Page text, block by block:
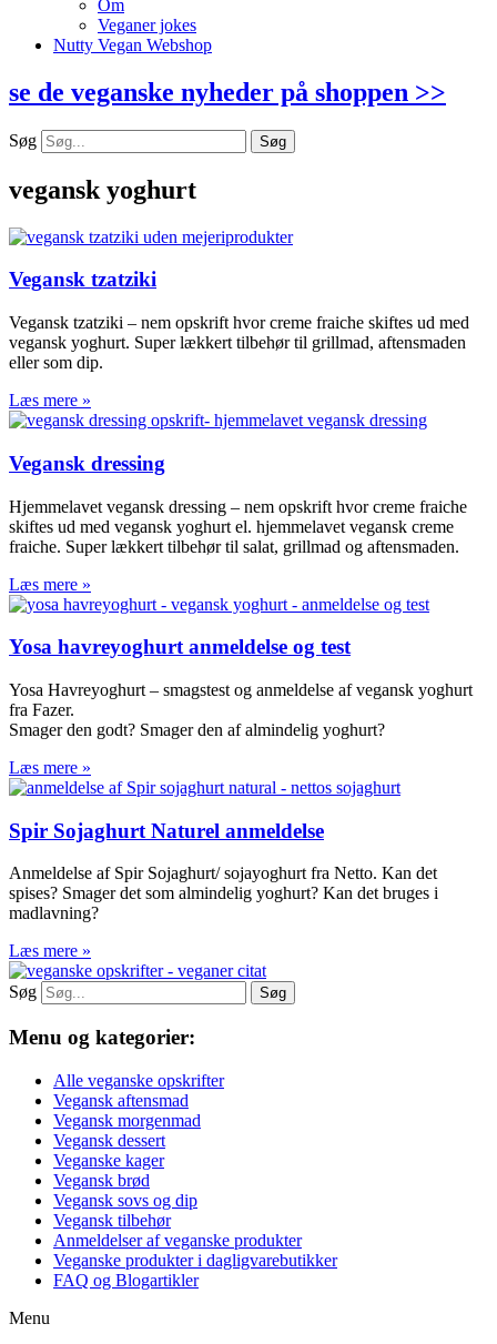
Om
Veganer jokes
Nutty Vegan Webshop
se de veganske nyheder på shoppen >>
Søg Søg
vegansk yoghurt
Vegansk tzatziki
Vegansk tzatziki – nem opskrift hvor creme fraiche skiftes ud med
vegansk yoghurt. Super lækkert tilbehør til grillmad, aftensmaden
eller som dip.
Læs mere »
Vegansk dressing
Hjemmelavet vegansk dressing – nem opskrift hvor creme fraiche
skiftes ud med vegansk yoghurt el. hjemmelavet vegansk creme
fraiche. Super lækkert tilbehør til salat, grillmad og aftensmaden.
Læs mere »
Yosa havreyoghurt anmeldelse og test
Yosa Havreyoghurt – smagstest og anmeldelse af vegansk yoghurt
fra Fazer.
Smager den godt? Smager den af almindelig yoghurt?
Læs mere »
Spir Sojaghurt Naturel anmeldelse
Anmeldelse af Spir Sojaghurt/ sojayoghurt fra Netto. Kan det
spises? Smager det som almindelig yoghurt? Kan det bruges i
madlavning?
Læs mere »
Søg Søg
Menu og kategorier:
Alle veganske opskrifter
Vegansk aftensmad
Vegansk morgenmad
Vegansk dessert
Veganske kager
Vegansk brød
Vegansk sovs og dip
Vegansk tilbehør
Anmeldelser af veganske produkter
Veganske produkter i dagligvarebutikker
FAQ og Blogartikler
Menu